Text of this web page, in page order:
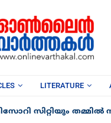
LITERATURE
സിറ്റിയും